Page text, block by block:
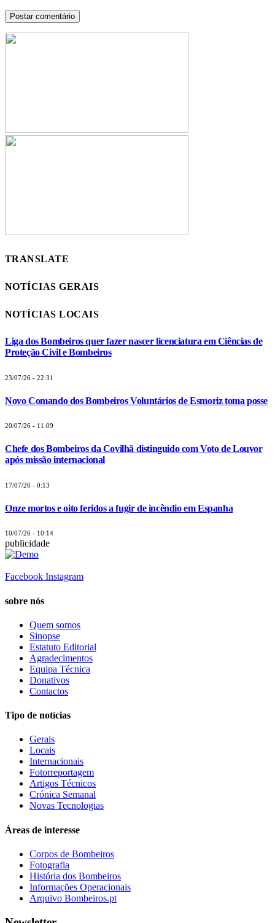
TRANSLATE
NOTÍCIAS GERAIS
NOTÍCIAS LOCAIS
Liga dos Bombeiros quer fazer nascer licenciatura em Ciências de
Proteção Civil e Bombeiros
23/07/26 - 22:31
Novo Comando dos Bombeiros Voluntários de Esmoriz toma posse
20/07/26 - 11:09
Chefe dos Bombeiros da Covilhã distinguido com Voto de Louvor
após missão internacional
17/07/26 - 0:13
Onze mortos e oito feridos a fugir de incêndio em Espanha
10/07/26 - 10:14
publicidade
Facebook Instagram
sobre nós
Quem somos
Sinopse
Estatuto Editorial
Agradecimentos
Equipa Técnica
Donativos
Contactos
Tipo de notícias
Gerais
Locais
Internacionais
Fotorreportagem
Artigos Técnicos
Crónica Semanal
Novas Tecnologias
Áreas de interesse
Corpos de Bombeiros
Fotografia
História dos Bombeiros
Informações Operacionais
Arquivo Bombeiros.pt